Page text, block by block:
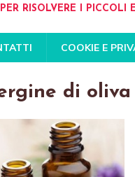
RISOLVERE I PICCOLI
COOKIE E
di oliva